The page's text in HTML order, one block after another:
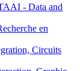
- Data and
en
Circuits